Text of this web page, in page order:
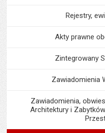
Rejestry,
Akty prawne
Zintegrowany
Zawiadomienia
Zawiadomienia,
Architektury i